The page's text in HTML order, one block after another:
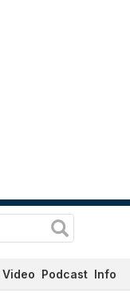
Video Podcast Info